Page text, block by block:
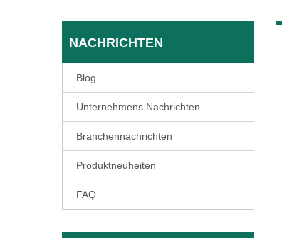
NACHRICHTEN
Blog
Unternehmens Nachrichten
Branchennachrichten
Produktneuheiten
FAQ